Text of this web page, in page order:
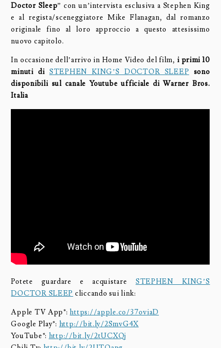
Doctor Sleep” con un’intervista esclusiva a Stephen King
e al regista/sceneggiatore Mike Flanagan, dal romanzo
originale fino al loro approccio a questo attesissimo
nuovo capitolo.
In occasione dell’arrivo in Home Video del film, i primi 10
minuti di STEPHEN KING’S DOCTOR SLEEP sono
disponibili sul canale Youtube ufficiale di Warner Bros.
Italia
Potete guardare e acquistare STEPHEN KING’S
DOCTOR SLEEP cliccando sui link:
Apple TV App*:https://apple.co/37oviaD
Google Play*: http://bit.ly/2SmvG4X
YouTube*: http://bit.ly/2tUCXQj